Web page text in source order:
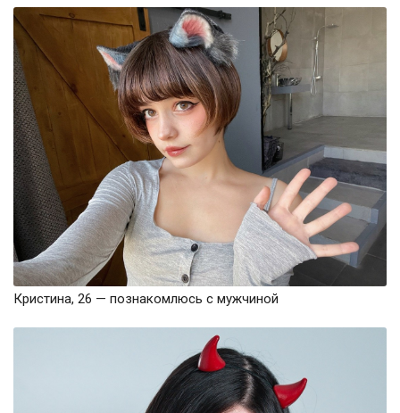
Кристина, 26 — познакомлюсь с мужчиной